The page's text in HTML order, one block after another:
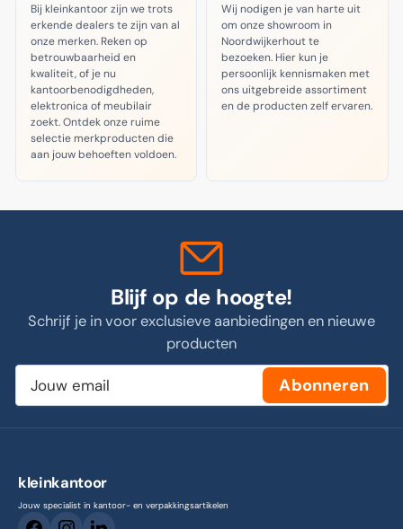
Bij kleinkantoor zijn we trots
erkende dealers te zijn van al
onze merken. Reken op
betrouwbaarheid en
kwaliteit, of je nu
kantoorbenodigdheden,
elektronica of meubilair
zoekt. Ontdek onze ruime
selectie merkproducten die
aan jouw behoeften voldoen.
Wij nodigen je van harte uit
om onze showroom in
Noordwijkerhout te
bezoeken. Hier kun je
persoonlijk kennismaken met
ons uitgebreide assortiment
en de producten zelf ervaren.
Blijf op de hoogte!
Schrijf je in voor exclusieve aanbiedingen en nieuwe
producten
Jouw
email
Abonneren
kleinkantoor
Jouw specialist in kantoor- en verpakkingsartikelen